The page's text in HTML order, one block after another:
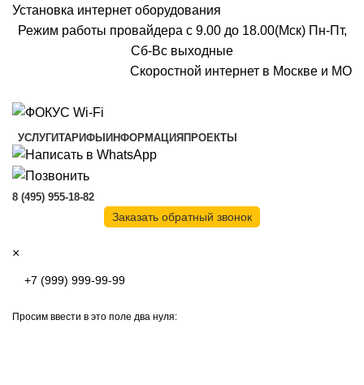
Установка интернет оборудования
Режим работы провайдера с 9.00 до 18.00(Мск) Пн-Пт,
Сб-Вс выходные
Скоростной интернет в Москве и МО
УСЛУГИТАРИФЫ ИНФОРМАЦИЯ ПРОЕКТЫ
8 (495) 955-18-82
Заказать обратный звонок
×
Просим ввести в это поле два нуля: